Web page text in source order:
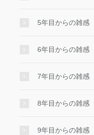
5年目からの雑感
6年目からの雑感
7年目からの雑感
8年目からの雑感
9年目からの雑感